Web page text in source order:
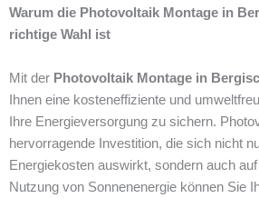
Warum die Photovoltaik Montage in
richtige Wahl ist
Mit der Photovoltaik Montage in
Ihnen eine kosteneffiziente und
Ihre Energieversorgung zu sichern.
hervorragende Investition, die sich nicht
Energiekosten auswirkt, sondern auch
Nutzung von Sonnenenergie können Sie